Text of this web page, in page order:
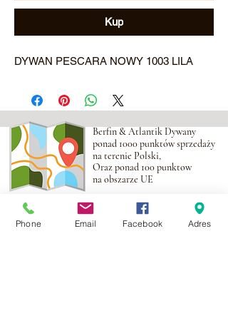
Kup
DYWAN PESCARA NOWY 1003 LILA
Berfin & Atlantik Dywany
ponad 1000 punktów sprzedaży
na terenie Polski,
Oraz ponad 100 punktow
na obszarze UE
Adres:
Al. Krakowska 2,
Phone Email Facebook Adres